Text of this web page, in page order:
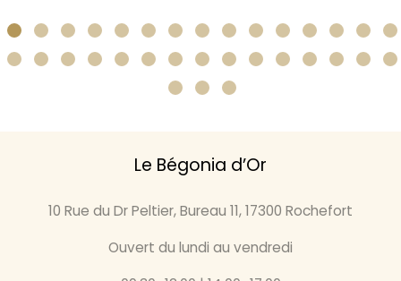
Le Bégonia d’Or
10 Rue du Dr Peltier, Bureau 11, 17300 Rochefort
Ouvert du lundi au vendredi